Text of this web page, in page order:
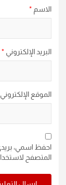
الاسم *
البريد الإلكتروني *
الموقع الإلكتروني
احفظ اسمي،
المتصفح